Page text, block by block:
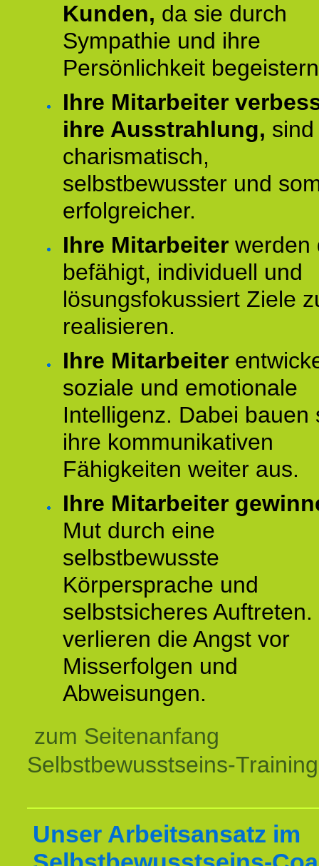
Kunden, da sie durch
Sympathie und ihre
Persönlichkeit
Ihre Mitarbeiter
ihre Ausstrahlung, sind
charismatisch,
selbstbewusster und
erfolgreicher.
Ihre Mitarbeiter werden
befähigt, individuell und
lösungsfokussiert Ziele
realisieren.
Ihre Mitarbeiter
soziale und emotionale
Intelligenz. Dabei bauen
ihre kommunikativen
Fähigkeiten weiter aus.
Ihre Mitarbeiter
Mut durch eine
selbstbewusste
Körpersprache und
selbstsicheres Auftreten.
verlieren die Angst vor
Misserfolgen und
Abweisungen.
zum Seitenanfang
Selbstbewusstseins-
Unser Arbeitsansatz im